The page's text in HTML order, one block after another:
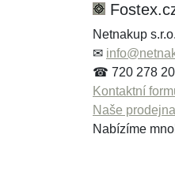
Netnakup
✉
☎ 720 278
Kontaktní
Naše prodejna
Nabízíme